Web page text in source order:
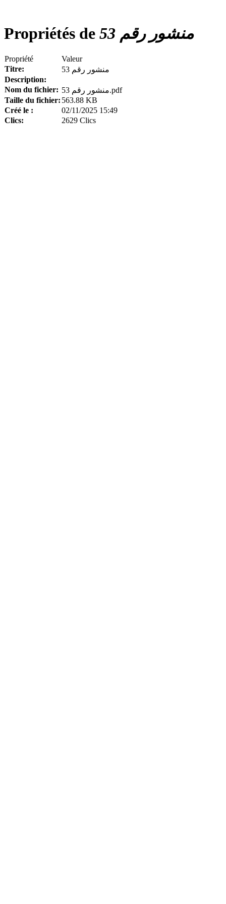
Propriétés de منشور رقم 53
Propriété
Valeur
Titre:
منشور رقم 53
Description:
Nom du fichier:
منشور رقم 53.pdf
Taille du fichier: 563.88 KB
Créé le :
02/11/2025 15:49
Clics:
2629 Clics